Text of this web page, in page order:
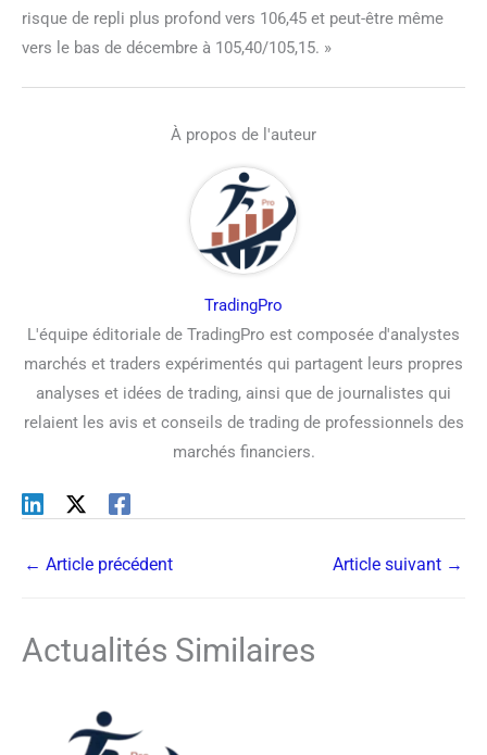
risque de repli plus profond vers 106,45 et peut-être même
vers le bas de décembre à 105,40/105,15. »
À propos de l'auteur
TradingPro
L'équipe éditoriale de TradingPro est composée d'analystes
marchés et traders expérimentés qui partagent leurs propres
analyses et idées de trading, ainsi que de journalistes qui
relaient les avis et conseils de trading de professionnels des
marchés financiers.
← Article précédent Article suivant →
Actualités Similaires